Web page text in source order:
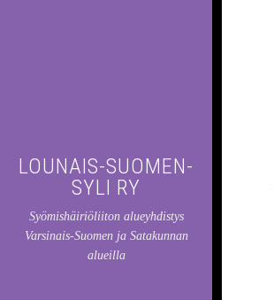
LOUNAIS-SUOMEN-
SYLI RY
Syömishäiriöliiton alueyhdistys
Varsinais-Suomen ja Satakunnan
alueilla